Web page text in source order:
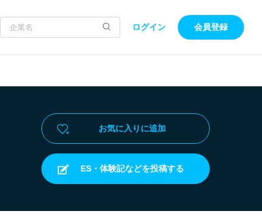
ログイン 会員登録
お気に入りに追加
ES・体験記などを投稿する